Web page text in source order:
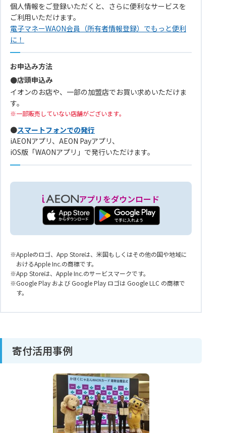
個人情報をご登録いただくと、さらに便利なサービスを
ご利用いただけます。
電子マネーWAON会員（所有者情報登録）でもっと便利
に！
お申込み方法
●店頭申込み
イオンのお店や、一部の加盟店でお買い求めいただけま
す。
一部販売していない店舗がございます｡
●スマートフォンでの発行
iAEONアプリ、AEON Payアプリ、
iOS版「WAONアプリ」で発行いただけます。
アプリをダウンロード
Appleのロゴ、App Storeは、米国もしくはその他の国や地域に
おけるApple Inc.の商標です。
App Storeは、Apple Inc.のサービスマークです。
Google Play および Google Play ロゴは Google LLC の商標で
す。
寄付活用事例